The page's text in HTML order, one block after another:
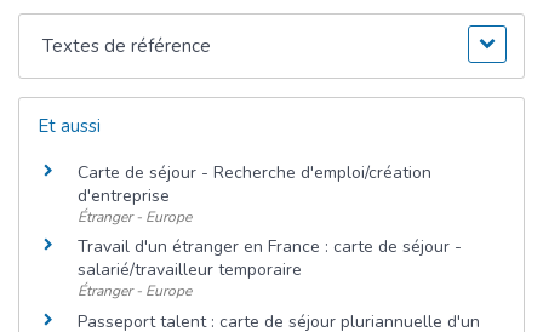
Textes de référence
Et aussi
Carte de séjour - Recherche d'emploi/création
d'entreprise
Étranger - Europe
Travail d'un étranger en France : carte de séjour -
salarié/travailleur temporaire
Étranger - Europe
Passeport talent : carte de séjour pluriannuelle d'un